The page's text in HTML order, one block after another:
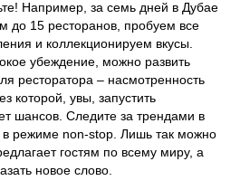
Например, за семь дней в Дубае
до 15 ресторанов, пробуем все
и коллекционируем вкусы.
убеждение, можно развить
ресторатора – насмотренность
которой, увы, запустить
шансов. Следите за трендами в
в режиме non-stop. Лишь так можно
гостям по всему миру, а
новое слово.